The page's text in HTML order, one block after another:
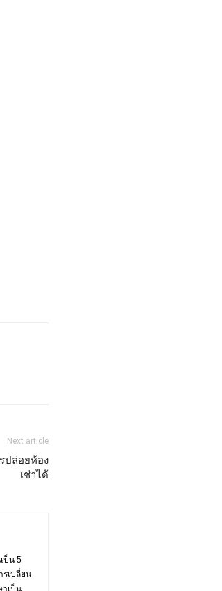
Next article
ปล่อยห้อง
เช่าได้
ป็น 5-
รเปลี่ยน
าเป็น